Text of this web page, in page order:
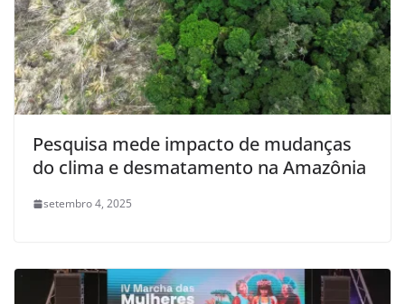
Pesquisa mede impacto de mudanças
do clima e desmatamento na Amazônia
setembro 4, 2025